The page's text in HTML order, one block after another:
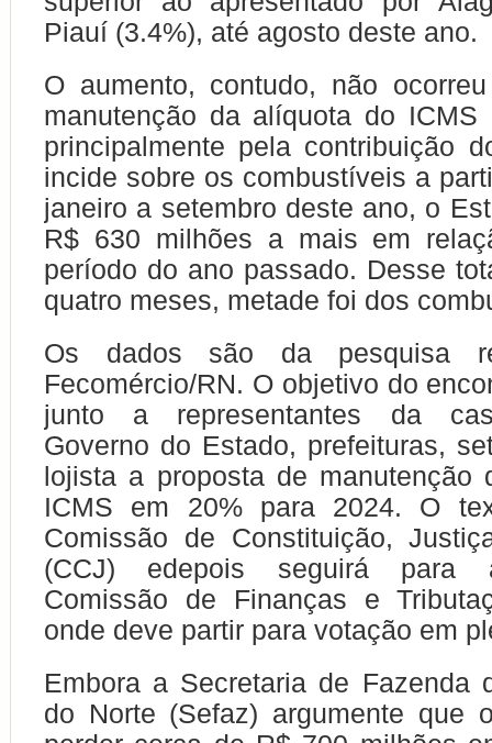
Piauí (3.4%), até agosto deste ano.
O aumento, contudo, não
manutenção da alíquota do ICMS
principalmente pela contribuição
incide sobre os combustíveis a
janeiro a setembro deste ano, o
R$ 630 milhões a mais em
período do ano passado. Desse
quatro meses, metade foi dos
Os dados são da pesquisa
Fecomércio/RN. O objetivo do
junto a representantes da
Governo do Estado, prefeituras,
lojista a proposta de manutenção
ICMS em 20% para 2024. O
Comissão de Constituição,
(CCJ) edepois seguirá para
Comissão de Finanças e
onde deve partir para votação em
Embora a Secretaria de Fazenda
do Norte (Sefaz) argumente que